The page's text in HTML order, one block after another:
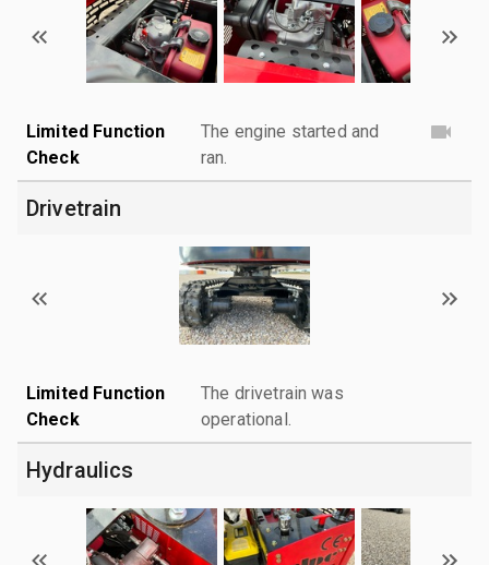
Limited Function
Check
The engine started and
ran.
Drivetrain
Limited Function
Check
The drivetrain was
operational.
Hydraulics